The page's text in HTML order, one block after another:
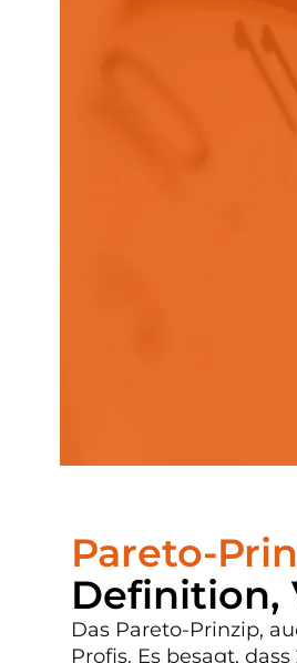
Pareto-
Definition,
Das Pareto-Prinzip,
Profis. Es besagt,